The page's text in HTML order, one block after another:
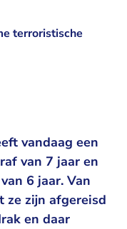
terroristische
vandaag een
van 7 jaar en
6 jaar. Van
ze zijn afgereisd
en daar